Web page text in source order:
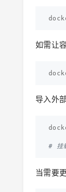
如需让
导入外
# 挂
当需要